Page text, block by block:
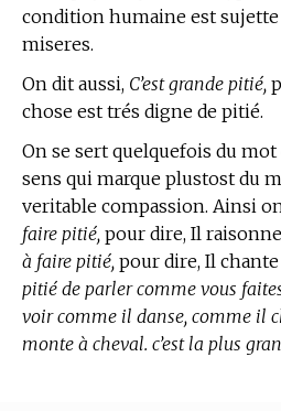
condition humaine est sujette
miseres.
On dit aussi, C’est grande pitié,
chose est trés digne de pitié.
On se sert quelquefois du
sens qui marque plustost du
veritable compassion. Ainsi
faire pitié, pour dire, Il
à faire pitié, pour dire, Il chante
pitié de parler comme vous
voir comme il danse, comme il
monte à cheval. c’est la plus